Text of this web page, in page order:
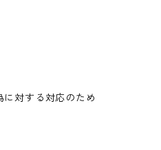
対する対応のため